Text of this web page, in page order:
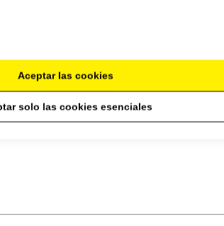
Aceptar las cookies
solo las cookies esenciales